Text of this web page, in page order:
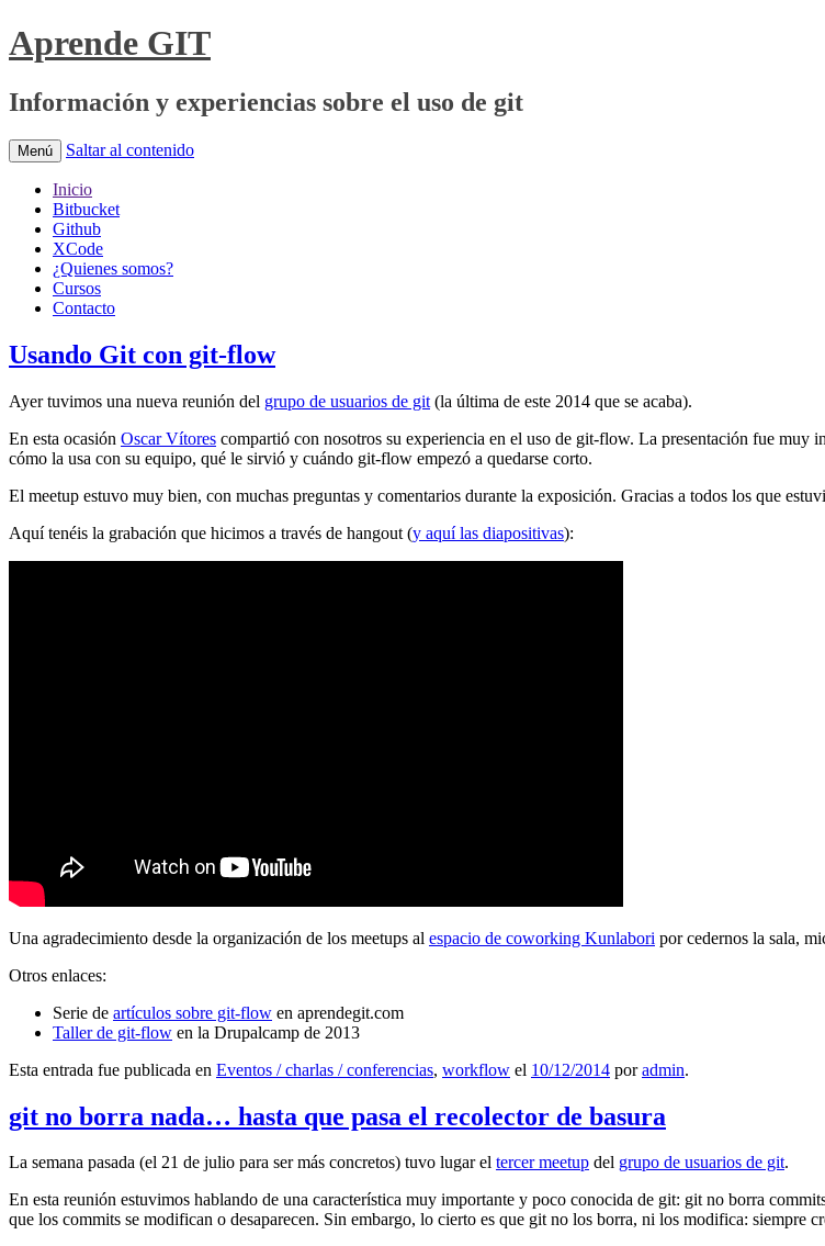
Aprende GIT
Información y experiencias sobre el uso de git
Menú Saltar al contenido
Inicio
Bitbucket
Github
XCode
¿Quienes somos?
Cursos
Contacto
Usando Git con git-flow
Ayer tuvimos una nueva reunión del grupo de usuarios de git (la última de este 2014 que se acaba).
En esta ocasión Oscar Vítores compartió con nosotros su experiencia en el uso de git-flow. La presentación fue muy
cómo la usa con su equipo, qué le sirvió y cuándo git-flow empezó a quedarse corto.
El meetup estuvo muy bien, con muchas preguntas y comentarios durante la exposición. Gracias a todos los que
Aquí tenéis la grabación que hicimos a través de hangout (y aquí las diapositivas):
Una agradecimiento desde la organización de los meetups al espacio de coworking Kunlabori por cedernos la sala,
Otros enlaces:
Serie de artículos sobre git-flow en aprendegit.com
Taller de git-flow en la Drupalcamp de 2013
Esta entrada fue publicada en Eventos / charlas / conferencias, workflow el 10/12/2014 poradmin.
git no borra nada… hasta que pasa el recolector de basura
La semana pasada (el 21 de julio para ser más concretos) tuvo lugar el tercer meetup del grupo de usuarios de git.
En esta reunión estuvimos hablando de una característica muy importante y poco conocida de git: git no borra
que los commits se modifican o desaparecen. Sin embargo, lo cierto es que git no los borra, ni los modifica: siempre